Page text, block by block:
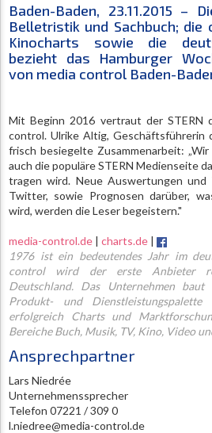
Baden-Baden, 23.11.2015 –
Belletristik und Sachbuch; die
Kinocharts sowie die
bezieht das Hamburger
von media control Baden-
Mit Beginn 2016 vertraut der STERN
control. Ulrike Altig, Geschäftsführerin
frisch besiegelte Zusammenarbeit:
auch die populäre STERN Medienseite
tragen wird. Neue Auswertungen und
Twitter, sowie Prognosen darüber,
wird, werden die Leser begeistern."
media-control.de | charts.de |
1976 ist ein bedeutendes Jahr im
control wird der erste Anbieter
Deutschland. Das Unternehmen
Produkt- und
erfolgreich Charts und
Bereiche Buch, Musik, TV, Kino, Video
Ansprechpartner
Lars Niedrée
Unternehmenssprecher
Telefon 07221 / 309 0
l.niedree@media-control.de